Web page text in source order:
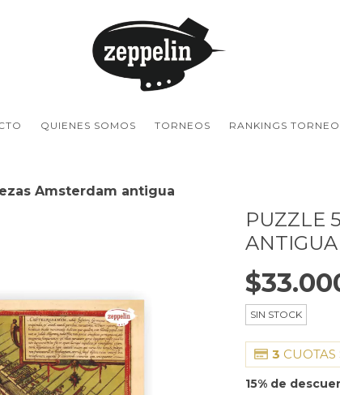
QUIENES SOMOS TORNEOS RANKINGS
Amsterdam antigua
PUZZLE
ANTIGUA
SIN STOCK
3
15% de